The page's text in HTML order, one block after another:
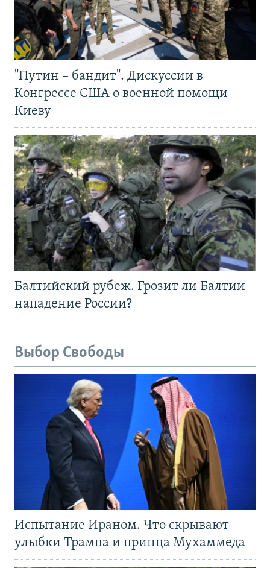
"Путин – бандит". Дискуссии в
Конгрессе США о военной помощи
Киеву
Балтийский рубеж. Грозит ли Балтии
нападение России?
Выбор Свободы
Испытание Ираном. Что скрывают
улыбки Трампа и принца Мухаммеда